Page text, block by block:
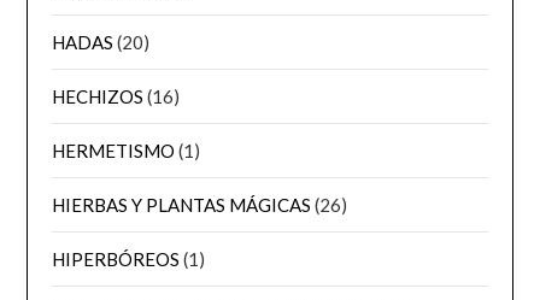
HADAS (20)
HECHIZOS (16)
HERMETISMO (1)
HIERBAS Y PLANTAS MÁGICAS (26)
HIPERBÓREOS (1)